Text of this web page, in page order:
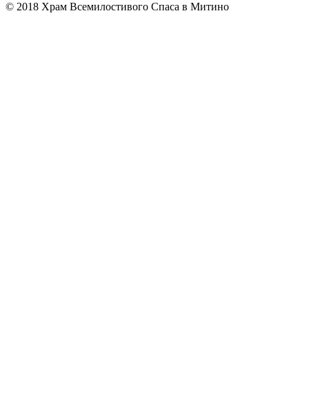
© 2018 Храм Всемилостивого Спаса в Митино